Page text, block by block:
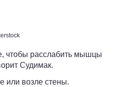
чтобы расслабить мышцы
Судимак.
или возле стены.